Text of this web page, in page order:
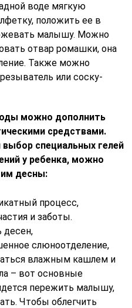
воде мягкую
положить ее в
малышу. Можно
отвар ромашки, она
Также можно
или соску-
можно дополнить
средствами.
специальных гелей
у ребенка, можно
десны:
процесс,
и заботы.
десен,
слюноотделение,
влажным кашлем и
– вот основные
пережить малышу,
Чтобы облегчить